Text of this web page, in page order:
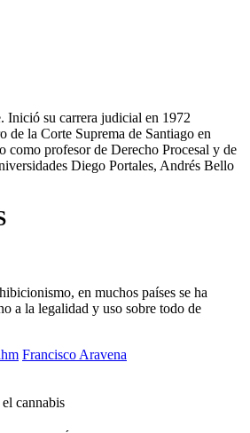
Inició su carrera judicial en 1972
de la Corte Suprema de Santiago en
como profesor de Derecho Procesal y de
Diego Portales, Andrés Bello
en muchos países se ha
a la legalidad y uso sobre todo de
Francisco Aravena